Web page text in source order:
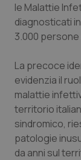
Puglia
Sardegna
Sicilia
Toscana
Malattie
Malattia
Obesità
le Malattie
diagnosticati
3.000
La precoce
evidenzia il
malattie
territorio
sindromico,
patologie
da anni sul